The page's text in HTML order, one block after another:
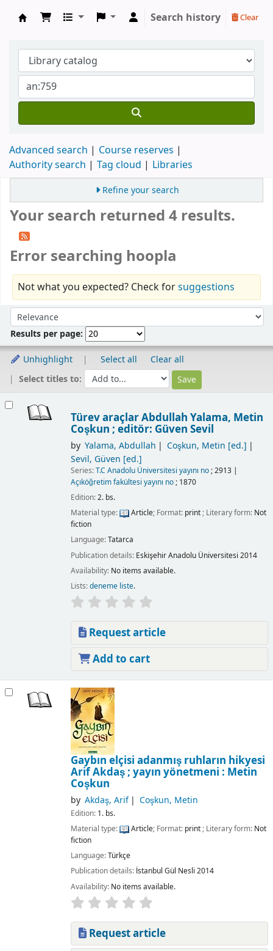
Search history Clear
Advanced search
Course reserves
Authority search
Tag cloud Libraries
Refine your search
Your search returned 4 results.
Error searching hoopla
Not what you expected? Check forsuggestions
Sort by:
Results per page:
Unhighlight Select all
Clear all
Select titles to:
Türev araçlarAbdullah Yalama, Metin
Coşkun ; editör: Güven Sevil
by Yalama, Abdullah Coşkun, Metin [ed.]
Sevil, Güven [ed.]
Series:T.C Anadolu Üniversitesi yayını no; 2913|
Açıköğretim fakültesi yayını no; 1870
Edition:2. bs.
Material type:
Article; Format: print; Literary form: Not
fiction
Language:Tatarca
Publication details: EskişehirAnadolu Üniversitesi 2014
Availability: No items available.
Lists:deneme liste.
Request article
Add to cart
Gaybın elçisi adanmış ruhların hikyesi
Arif Akdaş ; yayın yönetmeni : Metin
Coşkun
by Akdaş, Arif Coşkun, Metin
Edition: 1. bs.
Material type:
Article; Format: print; Literary form: Not
fiction
Language:Türkçe
Publication details: İstanbul Gül Nesli 2014
Availability: No items available.
Request article